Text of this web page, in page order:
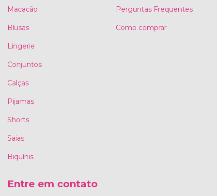
Macacão
Blusas
Lingerie
Conjuntos
Calças
Pijamas
Shorts
Saias
Biquínis
Perguntas Frequentes
Como comprar
Entre em contato